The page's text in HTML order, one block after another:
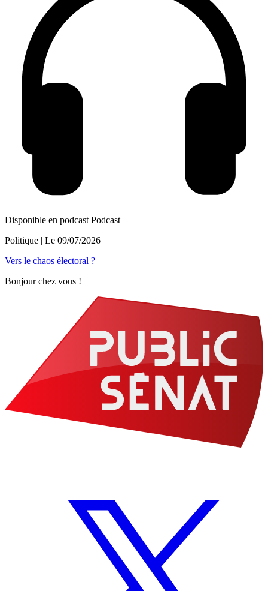
Disponible en podcast Podcast
Politique | Le 09/07/2026
Vers le chaos électoral ?
Bonjour chez vous !